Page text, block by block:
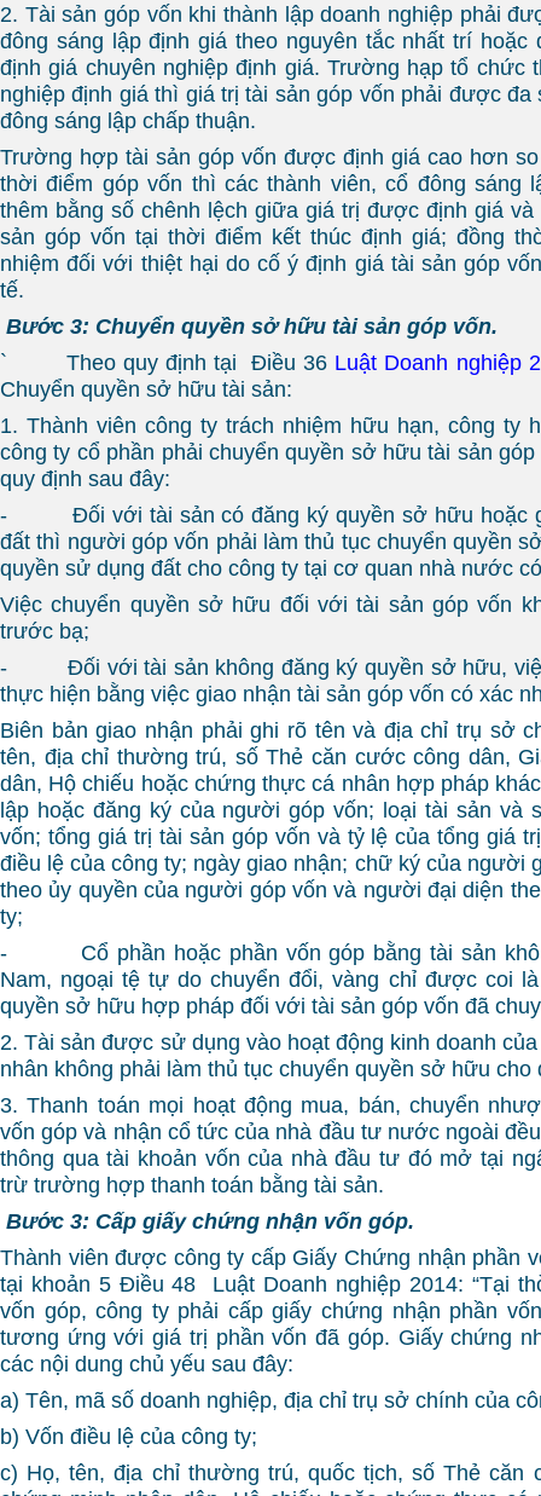
2. Tài sản góp vốn khi thành lập doanh nghiệp phải
đông sáng lập định giá theo nguyên tắc nhất trí hoặc
định giá chuyên nghiệp định giá. Trường hạp tổ chức
nghiệp định giá thì giá trị tài sản góp vốn phải được đa
đông sáng lập chấp thuận.
Trường hợp tài sản góp vốn được định giá cao hơn
thời điểm góp vốn thì các thành viên, cổ đông sáng
thêm bằng số chênh lệch giữa giá trị được định giá
sản góp vốn tại thời điểm kết thúc định giá; đồng
nhiệm đối với thiệt hại do cố ý định giá tài sản góp
tế.
Bước 3: Chuyển quyền sở hữu tài sản góp vốn.
` Theo quy định tại Điều 36 Luật Doanh nghiệp
Chuyển quyền sở hữu tài sản:
1. Thành viên công ty trách nhiệm hữu hạn, công ty
công ty cổ phần phải chuyển quyền sở hữu tài sản
quy định sau đây:
- Đối với tài sản có đăng ký quyền sở hữu hoặc
đất thì người góp vốn phải làm thủ tục chuyển quyền
quyền sử dụng đất cho công ty tại cơ quan nhà nước
Việc chuyển quyền sở hữu đối với tài sản góp vốn
trước bạ;
- Đối với tài sản không đăng ký quyền sở hữu,
thực hiện bằng việc giao nhận tài sản góp vốn có xác
Biên bản giao nhận phải ghi rõ tên và địa chỉ trụ sở
tên, địa chỉ thường trú, số Thẻ căn cước công dân,
dân, Hộ chiếu hoặc chứng thực cá nhân hợp pháp
lập hoặc đăng ký của người góp vốn; loại tài sản và
vốn; tổng giá trị tài sản góp vốn và tỷ lệ của tổng giá
điều lệ của công ty; ngày giao nhận; chữ ký của người
theo ủy quyền của người góp vốn và người đại diện
ty;
- Cổ phần hoặc phần vốn góp bằng tài sản
Nam, ngoại tệ tự do chuyển đổi, vàng chỉ được coi
quyền sở hữu hợp pháp đối với tài sản góp vốn đã
2. Tài sản được sử dụng vào hoạt động kinh doanh
nhân không phải làm thủ tục chuyển quyền sở hữu cho
3. Thanh toán mọi hoạt động mua, bán, chuyển
vốn góp và nhận cổ tức của nhà đầu tư nước ngoài
thông qua tài khoản vốn của nhà đầu tư đó mở tại
trừ trường hợp thanh toán bằng tài sản.
Bước 3: Cấp giấy chứng nhận vốn góp.
Thành viên được công ty cấp Giấy Chứng nhận phần
tại khoản 5 Điều 48 Luật Doanh nghiệp 2014: “Tại
vốn góp, công ty phải cấp giấy chứng nhận phần
tương ứng với giá trị phần vốn đã góp. Giấy chứng
các nội dung chủ yếu sau đây:
a) Tên, mã số doanh nghiệp, địa chỉ trụ sở chính của
b) Vốn điều lệ của công ty;
c) Họ, tên, địa chỉ thường trú, quốc tịch, số Thẻ căn